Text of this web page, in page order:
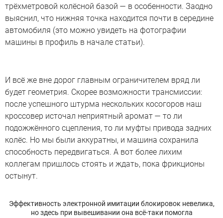
трёхметровой колёсной базой — в особенности. Заодно
выяснил, что нижняя точка находится почти в середине
автомобиля (это можно увидеть на фотографии
машины в профиль в начале статьи).
И всё же вне дорог главным ограничителем вряд ли
будет геометрия. Скорее возможности трансмиссии:
после успешного штурма нескольких косогоров наш
кроссовер источал неприятный аромат — то ли
подожжённого сцепления, то ли муфты привода задних
колёс. Но мы были аккуратны, и машина сохранила
способность передвигаться. А вот более лихим
коллегам пришлось стоять и ждать, пока фрикционы
остынут.
Эффективность электронной имитации блокировок невелика,
но здесь при вывешивании она всё-таки помогла